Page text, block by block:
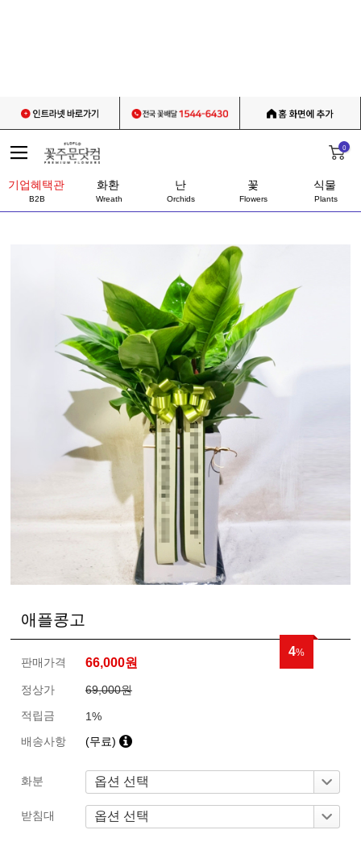
0
기업혜택관
B2B
화환
Wreath
난
Orchids
꽃
Flowers
식물
Plants
애플콩고
4%
판매가격 66,000원
정상가
69,000원
적립금
1%
배송사항
(무료)
화분
받침대